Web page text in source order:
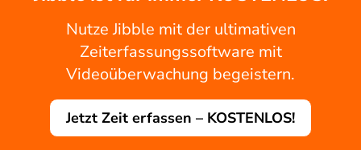
Nutze Jibble mit der ultimativen
Zeiterfassungssoftware mit
Videoüberwachung begeistern.
Jetzt Zeit erfassen – KOSTENLOS!